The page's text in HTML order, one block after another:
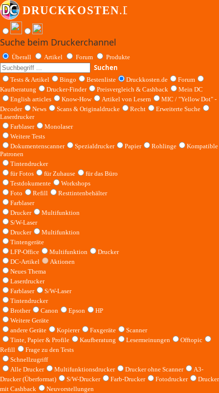
Suche beim Druckerchannel
Überall Artikel Forum Produkte
Suchen
Tests & Artikel Bingo Bestenliste Druckkosten.de
Forum
Kaufberatung
Drucker-Finder Preisvergleich & Cashback
Mein DC
English articles
Know-How Artikel von Lesern
MIC / "Yellow Dot" -
Decoder
News Scans & Originaldrucke Recht
Erweiterte Suche
Laserdrucker
Farblaser
Monolaser
Weitere Tests
Dokumentenscanner
Spezialdrucker Papier Rohlinge
Kompatible
Patronen
Tintendrucker
für Fotos
für Zuhause
für das Büro
Testdokumente
Workshops
Foto
Refill
Resttintenbehälter
Farblaser
Drucker
Multifunktion
S/W-Laser
Drucker
Multifunktion
Tintengeräte
LFP-Office
Multifunktion
Drucker
DC-Artikel
Aktionen
Neues Thema
Laserdrucker
Farblaser
S/W-Laser
Tintendrucker
Brother
Canon Epson
HP
Weitere Geräte
andere Geräte
Kopierer Faxgeräte
Scanner
Tinte, Papier & Profile
Kaufberatung Lesermeinungen
Offtopic
Refill
Frage zu den Tests
Schnellzugriff
Alle Drucker
Multifunktionsdrucker Drucker ohne Scanner
A3-
Drucker (Überformat)
S/W-Drucker Farb-Drucker Fotodrucker
Drucker
mit Cashback
Neuvorstellungen